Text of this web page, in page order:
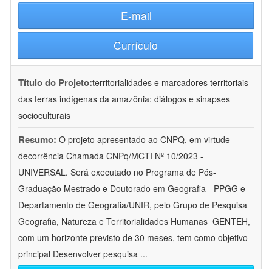
E-mail
Currículo
Título do Projeto:territorialidades e marcadores territoriais
das terras indígenas da amazônia: diálogos e sinapses
socioculturais
Resumo: O projeto apresentado ao CNPQ, em virtude
decorrência Chamada CNPq/MCTI Nº 10/2023 -
UNIVERSAL. Será executado no Programa de Pós-
Graduação Mestrado e Doutorado em Geografia - PPGG e
Departamento de Geografia/UNIR, pelo Grupo de Pesquisa
Geografia, Natureza e Territorialidades Humanas  GENTEH,
com um horizonte previsto de 30 meses, tem como objetivo
principal Desenvolver pesquisa ...